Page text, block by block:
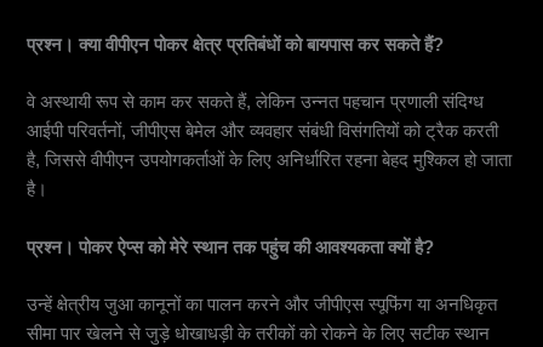
प्रश्‍न। क्या वीपीएन पोकर क्षेत्र प्रतिबंधों को बायपास कर सकते हैं?
वे अस्थायी रूप से काम कर सकते हैं, लेकिन उन्नत पहचान प्रणाली संदिग्ध
आईपी परिवर्तनों, जीपीएस बेमेल और व्यवहार संबंधी विसंगतियों को ट्रैक करती
है, जिससे वीपीएन उपयोगकर्ताओं के लिए अनिर्धारित रहना बेहद मुश्किल हो जाता
है।
प्रश्‍न। पोकर ऐप्स को मेरे स्थान तक पहुंच की आवश्यकता क्यों है?
उन्हें क्षेत्रीय जुआ कानूनों का पालन करने और जीपीएस स्पूफिंग या अनधिकृत
सीमा पार खेलने से जुड़े धोखाधड़ी के तरीकों को रोकने के लिए सटीक स्थान